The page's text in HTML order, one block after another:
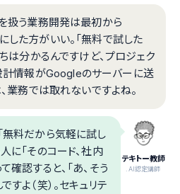
扱う業務開発は最初から
た方がいい。「無料で試した
は分かるんですけど、プロジェク
計情報がGoogleのサーバーに送
業務では取れないですよね。
テキトー教師
.AI認定講師
無料だから気軽に試し
に「そのコード、社内
確認すると、「あ、そう
すよ（笑）。セキュリテ